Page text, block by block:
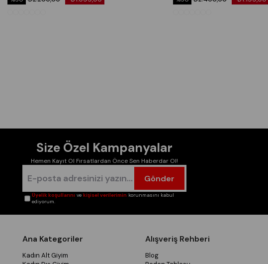
Size Özel Kampanyalar
Hemen Kayıt Ol Fırsatlardan Önce Sen Haberdar Ol!
Gönder
Üyelik koşullarını vekişisel verilerimin korunmasını kabul
ediyorum.
Ana Kategoriler
Kadın Alt Giyim
Alışveriş Rehberi
Blog